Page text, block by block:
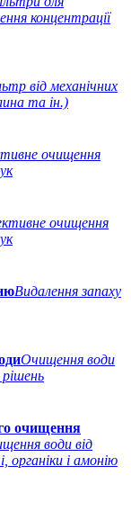
концентрації
від механічних
та ін.)
очищення
очищення
Видалення запаху
Очищення води
очищення
води від
органіки і амонію